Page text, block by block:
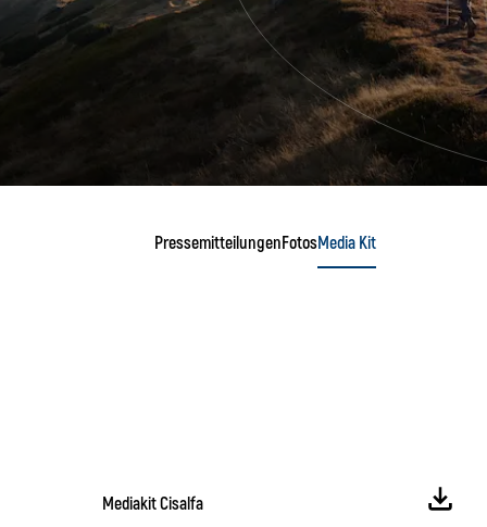
PressemitteilungenFotosMedia Kit
Mediakit Cisalfa